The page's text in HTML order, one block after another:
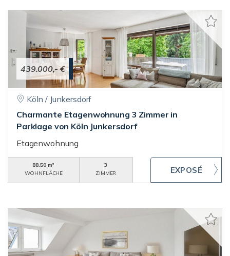
439.000,- €
Köln / Junkersdorf
Charmante Etagenwohnung 3 Zimmer in
Parklage von Köln Junkersdorf
Etagenwohnung
88,50 m²
WOHNFLÄCHE
3
ZIMMER